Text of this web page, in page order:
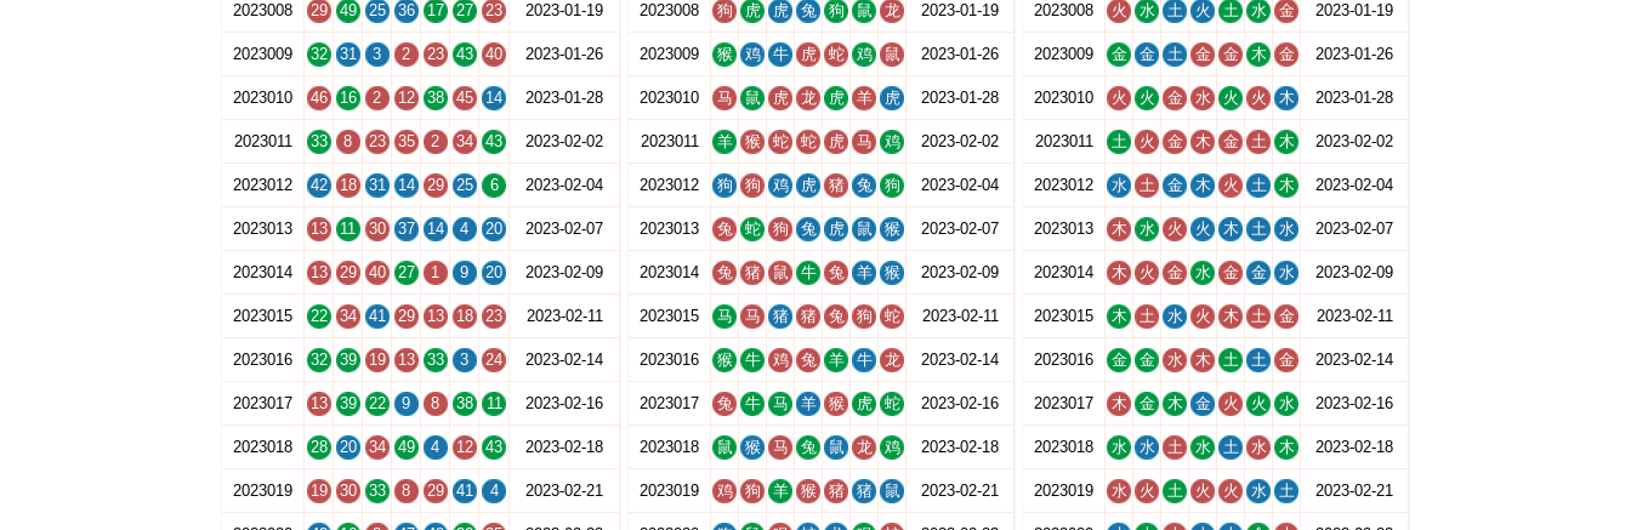
2023008 29 49 25 36 17 27 23 2023-01-19
2023009 32 31 3 2 23 43 40 2023-01-26
2023010 46 16 2 12 38 45 14 2023-01-28
2023011 33 8 23 35 2 34 43 2023-02-02
2023012 42 18 31 14 29 25 6 2023-02-04
2023013 13 11 30 37 14 4 20 2023-02-07
2023014 13 29 40 27 1 9 20 2023-02-09
2023015 22 34 41 29 13 18 23 2023-02-11
2023016 32 39 19 13 33 3 24 2023-02-14
2023017 13 39 22 9 8 38 11 2023-02-16
2023018 28 20 34 49 4 12 43 2023-02-18
2023019 19 30 33 8 29 41 4 2023-02-21
2023008 狗 虎 虎 兔 狗 鼠 龙 2023-01-19
2023009 猴 鸡 牛 虎 蛇 鸡 鼠 2023-01-26
2023010 马 鼠 虎 龙 虎 羊 虎 2023-01-28
2023011 羊 猴 蛇 蛇 虎 马 鸡 2023-02-02
2023012 狗 狗 鸡 虎 猪 兔 狗 2023-02-04
2023013 兔 蛇 狗 兔 虎 鼠 猴 2023-02-07
2023014 兔 猪 鼠 牛 兔 羊 猴 2023-02-09
2023015 马 马 猪 猪 兔 狗 蛇 2023-02-11
2023016 猴 牛 鸡 兔 羊 牛 龙 2023-02-14
2023017 兔 牛 马 羊 猴 虎 蛇 2023-02-16
2023018 鼠 猴 马 兔 鼠 龙 鸡 2023-02-18
2023019 鸡 狗 羊 猴 猪 猪 鼠 2023-02-21
2023008 火 水 土 火 土 水 金 2023-01-19
2023009 金 金 土 金 金 木 金 2023-01-26
2023010 火 火 金 水 火 火 木 2023-01-28
2023011 土 火 金 木 金 土 木 2023-02-02
2023012 水 土 金 木 火 土 木 2023-02-04
2023013 木 水 火 火 木 土 水 2023-02-07
2023014 木 火 金 水 金 金 水 2023-02-09
2023015 木 土 水 火 木 土 金 2023-02-11
2023016 金 金 水 木 土 土 金 2023-02-14
2023017 木 金 木 金 火 火 水 2023-02-16
2023018 水 水 土 水 土 水 木 2023-02-18
2023019 水 火 土 火 火 水 土 2023-02-21